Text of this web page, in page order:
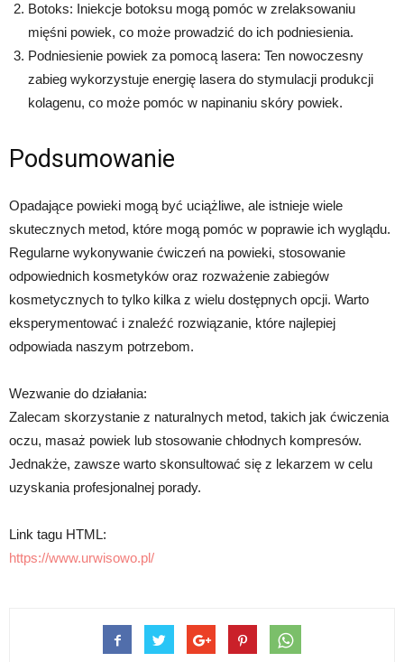
Botoks: Iniekcje botoksu mogą pomóc w zrelaksowaniu
mięśni powiek, co może prowadzić do ich podniesienia.
Podniesienie powiek za pomocą lasera: Ten nowoczesny
zabieg wykorzystuje energię lasera do stymulacji produkcji
kolagenu, co może pomóc w napinaniu skóry powiek.
Podsumowanie
Opadające powieki mogą być uciążliwe, ale istnieje wiele
skutecznych metod, które mogą pomóc w poprawie ich wyglądu.
Regularne wykonywanie ćwiczeń na powieki, stosowanie
odpowiednich kosmetyków oraz rozważenie zabiegów
kosmetycznych to tylko kilka z wielu dostępnych opcji. Warto
eksperymentować i znaleźć rozwiązanie, które najlepiej
odpowiada naszym potrzebom.
Wezwanie do działania:
Zalecam skorzystanie z naturalnych metod, takich jak ćwiczenia
oczu, masaż powiek lub stosowanie chłodnych kompresów.
Jednakże, zawsze warto skonsultować się z lekarzem w celu
uzyskania profesjonalnej porady.
Link tagu HTML:
https://www.urwisowo.pl/